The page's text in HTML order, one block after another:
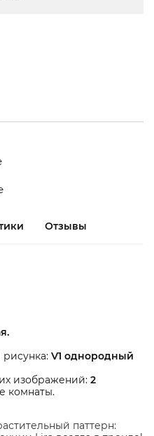
Отзывы
рисунка: V1 однородный
изображений: 2
комнаты.
паттерн: